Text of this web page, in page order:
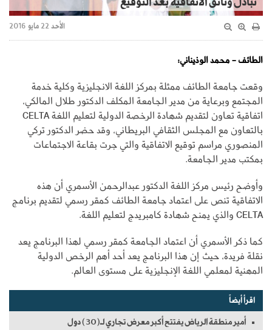
الأحد 22 مايو 2016
الطائف - محمد الوذيناني:
وقعت جامعة الطائف ممثلة بمركز اللغة الانجليزية وكلية خدمة
المجتمع وبرعاية من مدير الجامعة المكلف الدكتور طلال المالكي،
اتفاقية تعاون لتقديم شهادة الرخصة الدولية لتعليم اللغة CELTA
بالتعاون مع المجلس الثقافي البريطاني، وقد حضر الدكتور تركي
المنصوري مراسم توقيع الاتفاقية والتي جرت بقاعة الاجتماعات
بمكتب مدير الجامعة.
وأوضح رئيس مركز اللغة الدكتور عبدالرحمن الأسمري أن هذه
الاتفاقية تنص على اعتماد جامعة الطائف كمقر رسمي لتقديم برنامج
CELTA والذي يمنح شهادة كامبريدج لتعليم اللغة.
كما ذكر الأسمري أن اعتماد الجامعة كمقر رسمي لهذا البرنامج يعد
نقلة فريدة، حيث إن هذا البرنامج يعد أحد أهم الرخص الدولية
المهنية لمعلمي اللغة الإنجليزية على مستوى العالم.
اقرأ أيضاً
أمير منطقة الرياض يفتتح أكبر معرض تجاري لـ(30) دول